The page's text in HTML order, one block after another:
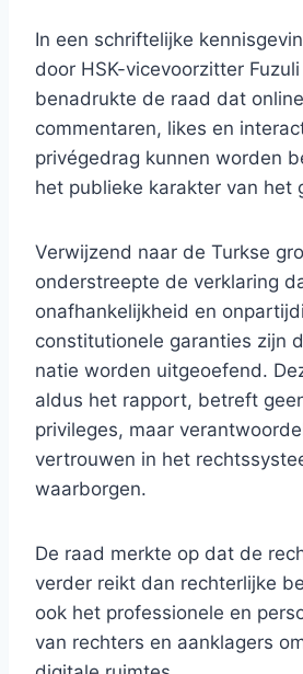
In een schriftelijke
door HSK-vicevoorzitter
benadrukte de raad dat
commentaren, likes en
privégedrag kunnen worden
het publieke karakter van het
Verwijzend naar de Turkse
onderstreepte de verklaring
onafhankelijkheid en
constitutionele garanties zijn
natie worden uitgeoefend.
aldus het rapport, betreft
privileges, maar
vertrouwen in het
waarborgen.
De raad merkte op dat de
verder reikt dan rechterlijke
ook het professionele en
van rechters en aanklagers